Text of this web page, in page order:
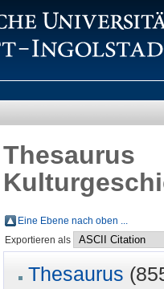
Thesaurus
Eine Ebene nach oben ...
Exportieren als
Thesaurus